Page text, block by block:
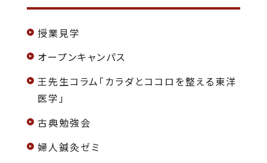
授業見学
オープンキャンパス
王先生コラム「カラダとココロを整える東洋
医学」
古典勉強会
婦人鍼灸ゼミ